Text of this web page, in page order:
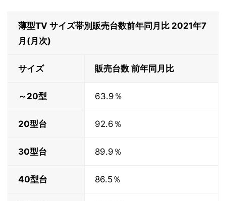
薄型TV サイズ帯別販売台数前年同月比 2021年7
月(月次)
サイズ 販売台数 前年同月比
～20型 63.9％
20型台 92.6％
30型台 89.9％
40型台 86.5％